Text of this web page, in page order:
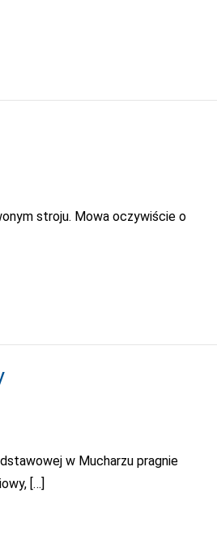
stroju. Mowa oczywiście o
w Mucharzu pragnie
[…]